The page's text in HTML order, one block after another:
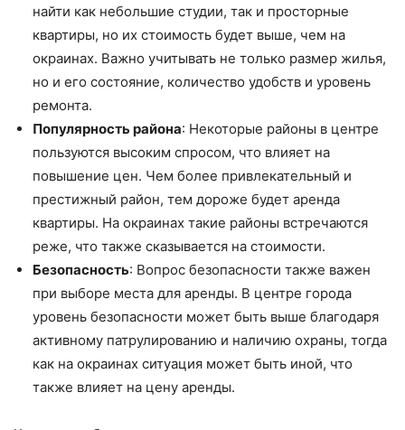
найти как небольшие студии, так и просторные
квартиры, но их стоимость будет выше, чем на
окраинах. Важно учитывать не только размер жилья,
но и его состояние, количество удобств и уровень
ремонта.
Популярность района: Некоторые районы в центре
пользуются высоким спросом, что влияет на
повышение цен. Чем более привлекательный и
престижный район, тем дороже будет аренда
квартиры. На окраинах такие районы встречаются
реже, что также сказывается на стоимости.
Безопасность: Вопрос безопасности также важен
при выборе места для аренды. В центре города
уровень безопасности может быть выше благодаря
активному патрулированию и наличию охраны, тогда
как на окраинах ситуация может быть иной, что
также влияет на цену аренды.